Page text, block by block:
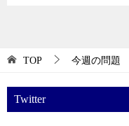
TOP 今週の問題
Twitter